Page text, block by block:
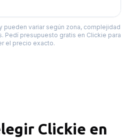
pueden variar según zona, complejidad
Pedí presupuesto gratis en Clickie para
el precio exacto.
Clickie en